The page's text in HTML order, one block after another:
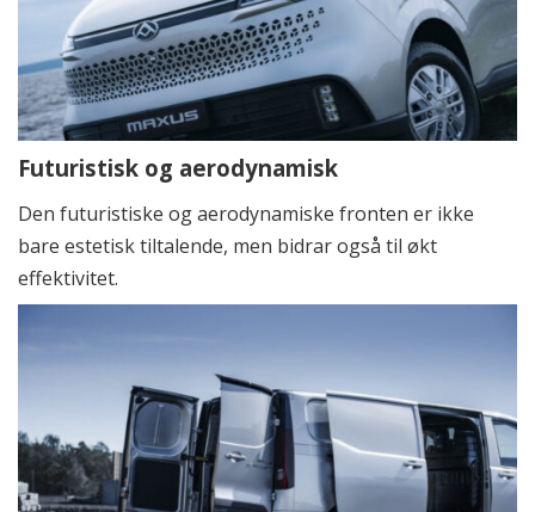
Futuristisk og aerodynamisk
Den futuristiske og aerodynamiske fronten er ikke
bare estetisk tiltalende, men bidrar også til økt
effektivitet.